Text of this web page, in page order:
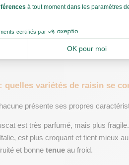
du raisin.
selon les variétés et
variétés de raisin se
présente ses propres
est très parfumé, mais plus fragile.
est plus croquant et tient mieux au
et bonne tenue au froid.